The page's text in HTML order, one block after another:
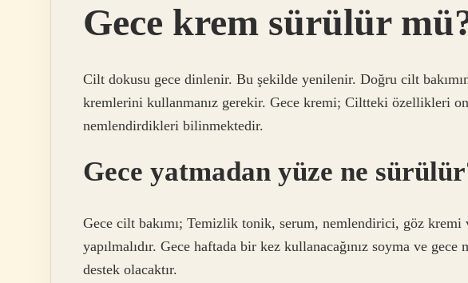
Gece krem sürülür
Cilt dokusu gece dinlenir. Bu şekilde yenilenir. Doğru cilt
kremlerini kullanmanız gerekir. Gece kremi; Ciltteki özellikleri
nemlendirdikleri bilinmektedir.
Gece yatmadan yüze ne
Gece cilt bakımı; Temizlik tonik, serum, nemlendirici, göz kremi
yapılmalıdır. Gece haftada bir kez kullanacağınız soyma ve
destek olacaktır.